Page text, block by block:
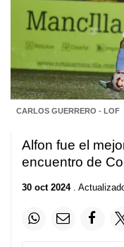
CARLOS GUERRERO - LOF
Alfon fue el
encuentro de
30 oct 2024.